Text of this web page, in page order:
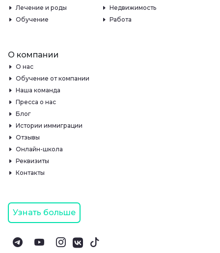
Лечение и роды
Недвижимость
Обучение
Работа
О компании
О нас
Обучение от компании
Наша команда
Пресса о нас
Блог
Истории иммиграции
Отзывы
Онлайн-школа
Реквизиты
Контакты
Узнать больше